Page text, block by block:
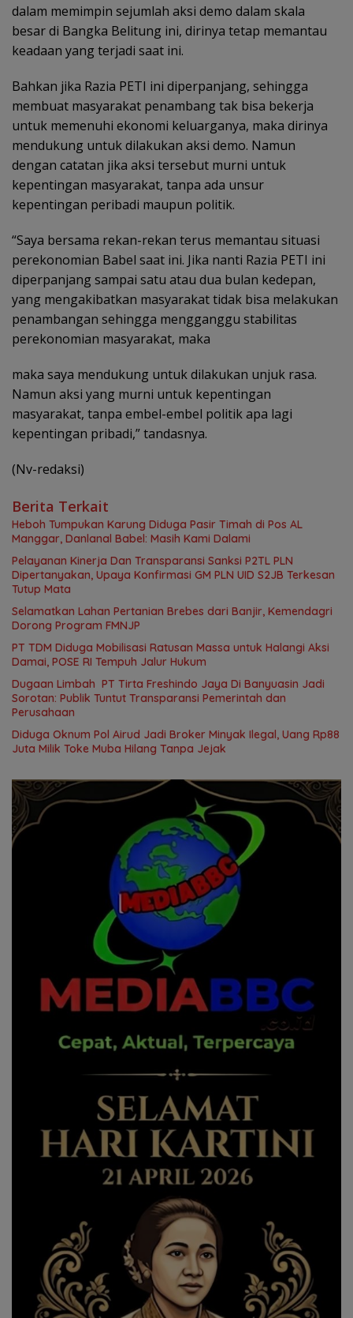
dalam memimpin sejumlah aksi demo dalam skala
besar di Bangka Belitung ini, dirinya tetap memantau
keadaan yang terjadi saat ini.
Bahkan jika Razia PETI ini diperpanjang, sehingga
membuat masyarakat penambang tak bisa bekerja
untuk memenuhi ekonomi keluarganya, maka dirinya
mendukung untuk dilakukan aksi demo. Namun
dengan catatan jika aksi tersebut murni untuk
kepentingan masyarakat, tanpa ada unsur
kepentingan peribadi maupun politik.
“Saya bersama rekan-rekan terus memantau situasi
perekonomian Babel saat ini. Jika nanti Razia PETI ini
diperpanjang sampai satu atau dua bulan kedepan,
yang mengakibatkan masyarakat tidak bisa melakukan
penambangan sehingga mengganggu stabilitas
perekonomian masyarakat, maka
maka saya mendukung untuk dilakukan unjuk rasa.
Namun aksi yang murni untuk kepentingan
masyarakat, tanpa embel-embel politik apa lagi
kepentingan pribadi,” tandasnya.
(Nv-redaksi)
Berita Terkait
Heboh Tumpukan Karung Diduga Pasir Timah di Pos AL
Manggar, Danlanal Babel: Masih Kami Dalami
Pelayanan Kinerja Dan Transparansi Sanksi P2TL PLN
Dipertanyakan, Upaya Konfirmasi GM PLN UID S2JB Terkesan
Tutup Mata
Selamatkan Lahan Pertanian Brebes dari Banjir, Kemendagri
Dorong Program FMNJP
PT TDM Diduga Mobilisasi Ratusan Massa untuk Halangi Aksi
Damai, POSE RI Tempuh Jalur Hukum
Dugaan Limbah PT Tirta Freshindo Jaya Di Banyuasin Jadi
Sorotan: Publik Tuntut Transparansi Pemerintah dan
Perusahaan
Diduga Oknum Pol Airud Jadi Broker Minyak Ilegal, Uang Rp88
Juta Milik Toke Muba Hilang Tanpa Jejak